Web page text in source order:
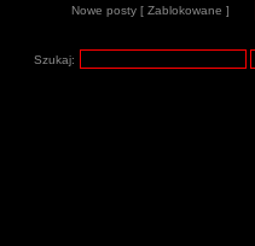
Nowe posty [ Zablokowane ]
Szukaj: